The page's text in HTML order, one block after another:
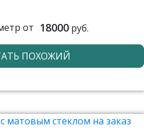
от 18000руб.
ПОХОЖИЙ